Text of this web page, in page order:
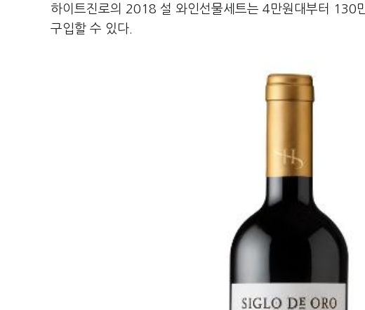
하이트진로의 2018 설 와인선물세트는 4만원대부터 130
구입할 수 있다.